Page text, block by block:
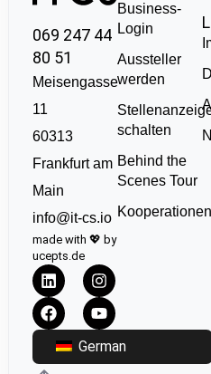
069 247 44
80 51
Meisengasse
11
60313
Frankfurt am
Main
info@it-cs.io
made with 💖 by
ucepts.de
German
Business-
Login
Aussteller
werden
schalten
Behind the
Scenes Tour
Kooperationen